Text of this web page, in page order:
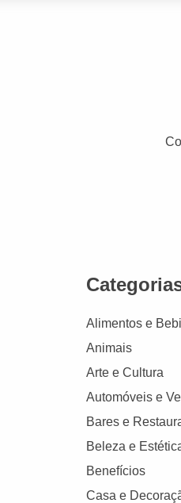
Alimentos e
Animais
Arte e Cultura
Automóveis e
Bares e
Beleza e
Benefícios
Casa e